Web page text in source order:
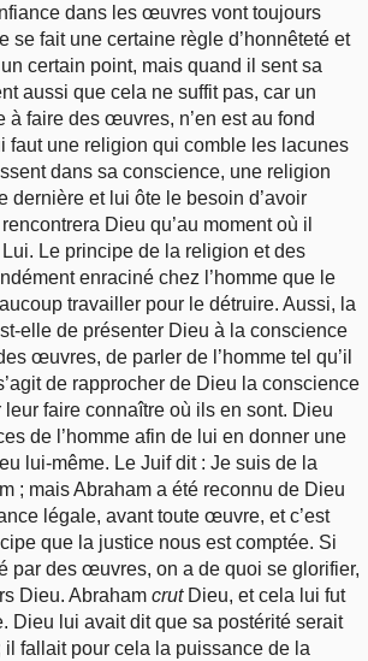
dans les œuvres vont toujours
se fait une certaine règle d’honnêteté et
un certain point, mais quand il sent sa
aussi que cela ne suffit pas, car un
à faire des œuvres, n’en est au fond
faut une religion qui comble les lacunes
dans sa conscience, une religion
dernière et lui ôte le besoin d’avoir
Dieu qu’au moment où il
Le principe de la religion et des
enraciné chez l’homme que le
travailler pour le détruire. Aussi, la
elle de présenter Dieu à la conscience
œuvres, de parler de l’homme tel qu’il
de rapprocher de Dieu la conscience
faire connaître où ils en sont. Dieu
de l’homme afin de lui en donner une
lui-même. Le Juif dit : Je suis de la
; mais Abraham a été reconnu de Dieu
légale, avant toute œuvre, et c’est
que la justice nous est comptée. Si
par des œuvres, on a de quoi se glorifier,
Dieu. Abraham crutDieu, et cela lui fut
Dieu lui avait dit que sa postérité serait
il fallait pour cela la puissance de la